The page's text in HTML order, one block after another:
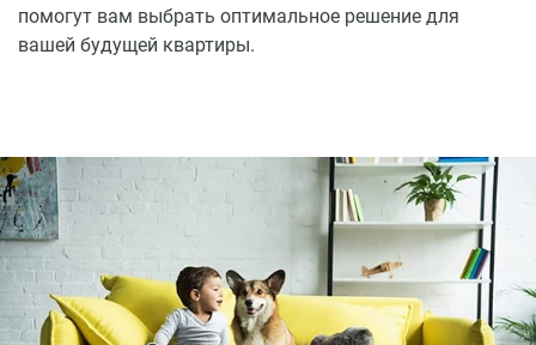
помогут вам выбрать оптимальное решение для
вашей будущей квартиры.